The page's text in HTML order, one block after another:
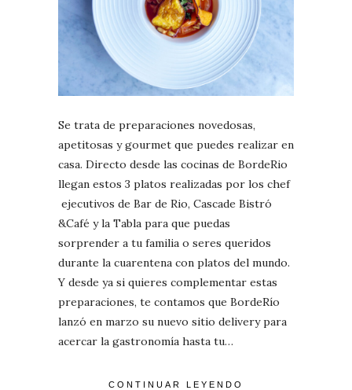
Se trata de preparaciones novedosas,
apetitosas y gourmet que puedes realizar en
casa. Directo desde las cocinas de BordeRio
llegan estos 3 platos realizadas por los chef
ejecutivos de Bar de Rio, Cascade Bistró
&Café y la Tabla para que puedas
sorprender a tu familia o seres queridos
durante la cuarentena con platos del mundo.
Y desde ya si quieres complementar estas
preparaciones, te contamos que BordeRío
lanzó en marzo su nuevo sitio delivery para
acercar la gastronomía hasta tu…
CONTINUAR LEYENDO